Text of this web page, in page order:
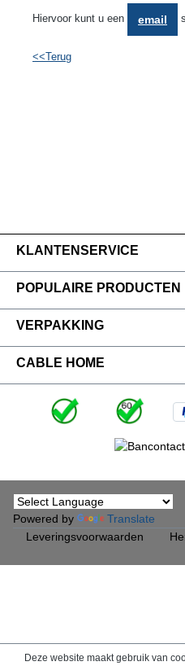
Hiervoor kunt u een email
<<Terug
KLANTENSERVICE
POPULAIRE PRODUCTEN
VERPAKKING
CABLE HOME
Powered by
Translate
Leveringsvoorwaarden
Deze website maakt gebruik van